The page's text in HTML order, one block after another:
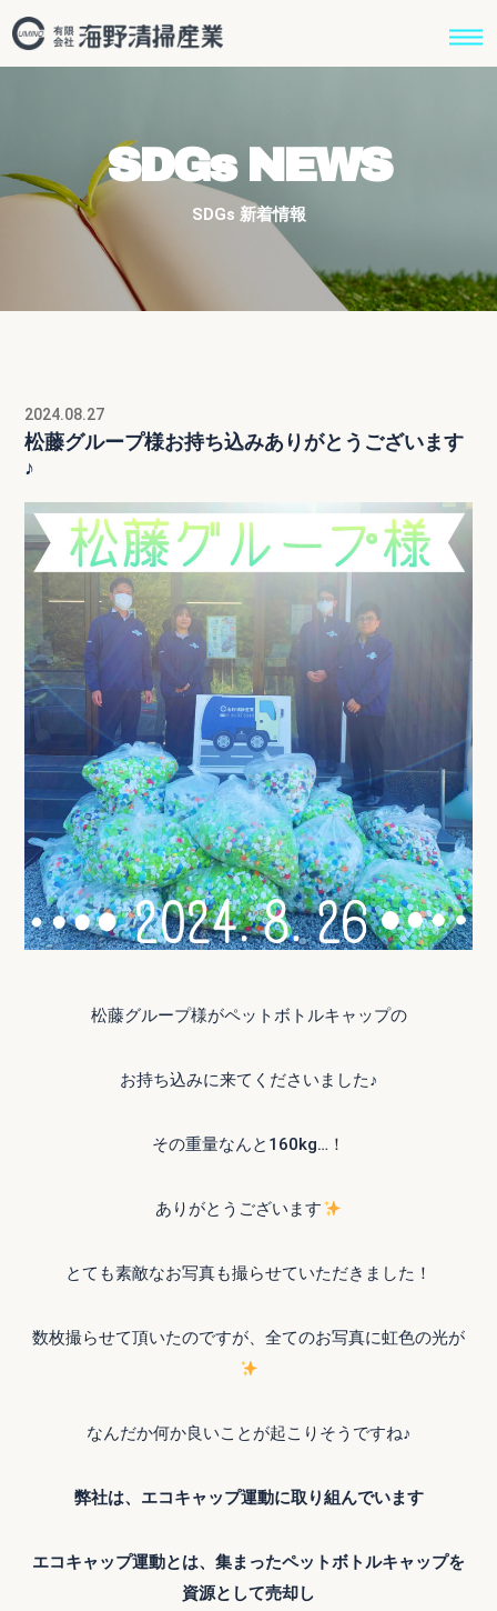
SDGs NEWS
SDGs 新着情報
2024.08.27
松藤グループ様お持ち込みありがとうございます
♪
松藤グループ様がペットボトルキャップの
お持ち込みに来てくださいました♪
その重量なんと160kg…！
ありがとうございます
とても素敵なお写真も撮らせていただきました！
数枚撮らせて頂いたのですが、全てのお写真に虹色の光が
なんだか何か良いことが起こりそうですね♪
弊社は、エコキャップ運動に取り組んでいます
エコキャップ運動とは、集まったペットボトルキャップを
資源として売却し